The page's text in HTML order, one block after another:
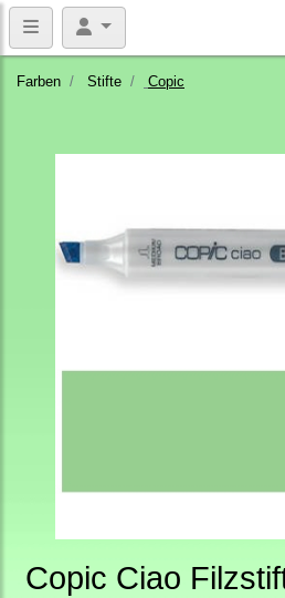
Farben Stifte Copic
Copic Ciao